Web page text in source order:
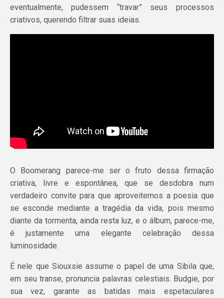
eventualmente, pudessem “travar” seus processos
criativos, querendo filtrar suas ideias.
O Boomerang parece-me ser o fruto dessa firmação
criativa, livre e espontânea, que se desdobra num
verdadeiro convite para que aproveitemos a poesia que
se esconde mediante a tragédia da vida, pois mesmo
diante da tormenta, ainda resta luz, e o álbum, parece-me,
é justamente uma elegante celebração dessa
luminosidade.
É nele que Siouxsie assume o papel de uma Sibila que,
em seu transe, pronuncia palavras celestiais. Budgie, por
sua vez, garante as batidas mais espetaculares